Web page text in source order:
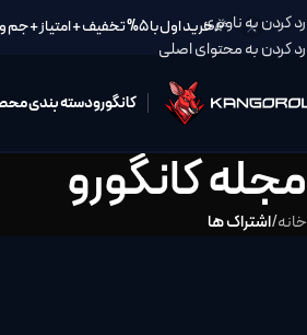
🎉خرید اول با 5% تخفیف + امتیاز + جم و 5% کش بکرد کردن به ناوبری
رد کردن به محتوای اصلی
کانگورودسته بندی
مجله کانگورو
خانه/اشتراک ها